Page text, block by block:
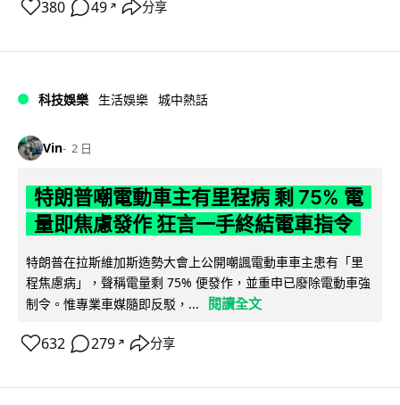
380 49 ↗ 分享
科技娛樂 生活娛樂 城中熱話
Vin 2 日
特朗普嘲電動車主有里程病 剩 75% 電
量即焦慮發作 狂言一手終結電車指令
特朗普在拉斯維加斯造勢大會上公開嘲諷電動車車主患有「里
程焦慮病」，聲稱電量剩 75% 便發作，並重申已廢除電動車強
制令。惟專業車媒隨即反駁，...
閱讀全文
632 279 ↗ 分享